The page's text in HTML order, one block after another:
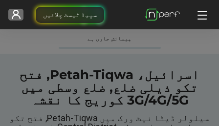
سپیڈ ٹیسٹ چلائیں
پیمائش جاری ہے
اسرائیل، Petah-Tiqwa, فتح
تکو ذیلی ضلع, ضلع وسطی میں
3G/4G/5G کوریج کا نقشہ
سیلولر ڈیٹا نیٹ ورک میں Petah-Tiqwa, فتح تکو